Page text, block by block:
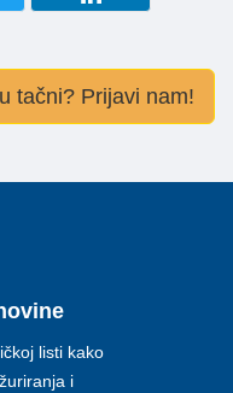
tačni? Prijavi nam!
listi kako
i